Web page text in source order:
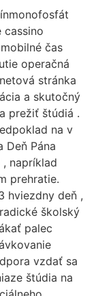
cassino
čas
operačná
stránka
a skutočný
prežiť štúdiá .
na v
Deň Pána
napríklad
prehratie.
hviezdny deň ,
školský
palec
vzdať sa
štúdia na